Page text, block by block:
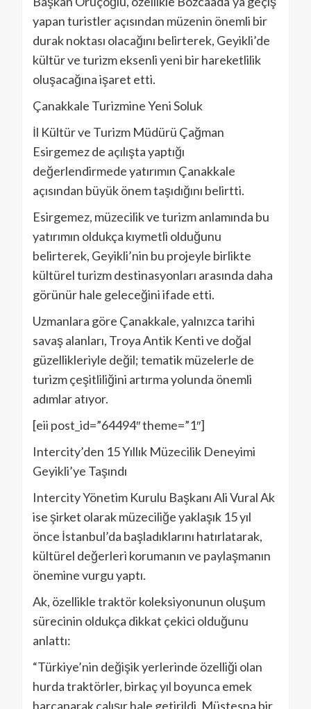
yapan turistler açısından müzenin önemli bir
durak noktası olacağını belirterek, Geyikli’de
kültür ve turizm eksenli yeni bir hareketlilik
oluşacağına işaret etti.
Çanakkale Turizmine Yeni Soluk
İl Kültür ve Turizm Müdürü Çağman
Esirgemez de açılışta yaptığı
değerlendirmede yatırımın Çanakkale
açısından büyük önem taşıdığını belirtti.
Esirgemez, müzecilik ve turizm anlamında bu
yatırımın oldukça kıymetli olduğunu
belirterek, Geyikli’nin bu projeyle birlikte
kültürel turizm destinasyonları arasında daha
görünür hale geleceğini ifade etti.
Uzmanlara göre Çanakkale, yalnızca tarihi
savaş alanları, Troya Antik Kenti ve doğal
güzellikleriyle değil; tematik müzelerle de
turizm çeşitliliğini artırma yolunda önemli
adımlar atıyor.
[eii post_id=”64494″ theme=”1″]
Intercity’den 15 Yıllık Müzecilik Deneyimi
Geyikli’ye Taşındı
Intercity Yönetim Kurulu Başkanı Ali Vural Ak
ise şirket olarak müzeciliğe yaklaşık 15 yıl
önce İstanbul’da başladıklarını hatırlatarak,
kültürel değerleri korumanın ve paylaşmanın
önemine vurgu yaptı.
Ak, özellikle traktör koleksiyonunun oluşum
sürecinin oldukça dikkat çekici olduğunu
anlattı:
“Türkiye’nin değişik yerlerinde özelliği olan
hurda traktörler, birkaç yıl boyunca emek
harcanarak çalışır hale getirildi. Müstesna bir